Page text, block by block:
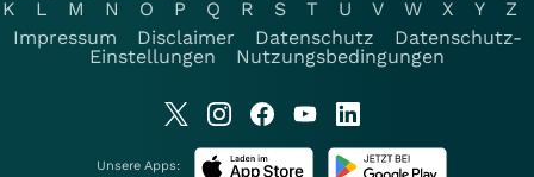
K
L M N O P Q R S T U V W X Y
Z
Impressum
Disclaimer Datenschutz
Datenschutz-
Einstellungen
Nutzungsbedingungen
Unsere Apps: